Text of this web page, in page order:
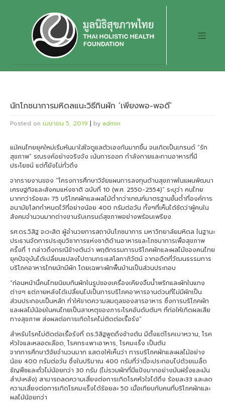
นักโภชนาการมหิดลแนะวิธีกินผัก ‘เพียงพอ-พอดี’
Posted on เมษายน 5, 2019 | by admin
แม้คนไทยยุคใหม่เริ่มหันมาใส่ใจดูแลตัวเองกันมากขึ้น จนเกิดเป็นเทรนด์ “รัก
สุขภาพ” รณรงค์อย่างจริงจัง เน้นการออก กำลังกายและทานอาหารที่มี
ประโยชน์ แต่ก็ยังไม่ทั่วถึง
จากรายงานของ “โครงการศึกษาวิจัยแผนการลงทุนด้านสุขภาพในแผนพัฒนา
เศรษฐกิจและสังคมแห่งชาติ ฉบับที่ 10 (พ.ศ. 2550-2554)” ระบุว่า คนไทย
มากกว่าร้อยละ 75 บริโภคผักและผลไม้ต่ำกว่าเกณฑ์มาตรฐานขั้นต่ำที่องค์การ
อนามัยโลกกำหนดไว้ที่อย่างน้อย 400 กรัมต่อวัน ทั้งๆที่เห็นได้ชัดว่าผู้คนใน
สังคมจำนวนมากต่างขานรับเทรนด์สุขภาพอย่างพร้อมเพรียง
รศ.ดร.วิสิฐ จะวะสิต ผู้อำนวยการสถาบันโภชนาการ มหาวิทยาลัยมหิดล ในฐานะ
ประธานจัดการประชุมวิชาการแห่งชาติด้านอาหารและโภชนาการเพื่อสุขภาพ
ครั้งที่ 1 กล่าวถึงกรณีข้างต้นว่า พฤติกรรมการบริโภคผักและผลไม้ของคนไทย
ยุคปัจจุบันได้เปลี่ยนแปลงไปตามกระแสโลกาภิวัตน์ จากอดีตที่วัฒนธรรมการ
บริโภคอาหารไทยมักมีผัก โดยเฉพาะผักพื้นบ้านเป็นส่วนประกอบ
“ก่อนหน้านี้คนไทยนิยมกินผักในรูปของเครื่องเคียงจิ้มน้ำพริกและผักในแกง
ต่างๆ แต่ภายหลังได้เปลี่ยนไปเป็นการบริโภคอาหารจานด่วนที่ไม่มีผักเป็น
ส่วนประกอบเป็นหลัก ทำให้ขาดความสมดุลของสารอาหาร ซึ่งการบริโภคผัก
และผลไม้น้อยในคนไทยเป็นสาเหตุของภาระโรคอันดับต้นๆ ที่ก่อให้เกิดผลเสีย
ทางสุขภาพ ส่งผลต่อการเกิดโรคไม่ติดต่อเรื้อรัง”
สำหรับโรคไม่ติดต่อเรื้อรังที่ ดร.วิสิฐพูดถึงข้างต้น มีตั้งแต่โรคเบาหวาน, โรค
หัวใจและหลอดเลือด, โรคกระเพาะอาหาร, โรคมะเร็ง เป็นต้น
จากการศึกษาวิจัยจำนวนมาก แสดงให้เห็นว่า การบริโภคผักและผลไม้อย่าง
น้อย 400 กรัมต่อวัน ซึ่งในปริมาณ 400 กรัมที่ว่านี้จะประกอบไปด้วยเมล็ด
ธัญพืชและถั่วไม่น้อยกว่า 30 กรัม (ไม่รวมผักที่มีแป้งมากอย่างมันฝรั่งและมัน
สำปะหลัง) สามารถลดความเสี่ยงต่อการเกิดโรคหัวใจได้ถึง ร้อยละ33 และลด
ความเสี่ยงต่อการเกิดโรคมะเร็งได้ร้อยละ 50 เมื่อเทียบกับคนที่บริโภคผักและ
ผลไม้น้อยกว่า